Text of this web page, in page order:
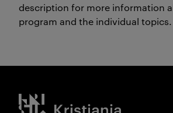
description for more information
program and the individual topics.
Kristiania logo